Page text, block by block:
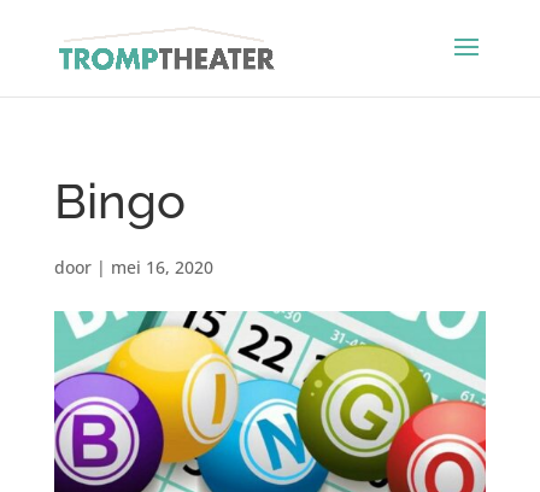
Bingo
door | mei 16, 2020